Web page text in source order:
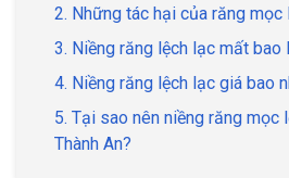
2. Những tác hại của răng mọc
3. Niềng răng lệch lạc mất bao
4. Niềng răng lệch lạc giá bao
5. Tại sao nên niềng răng mọc
Thành An?